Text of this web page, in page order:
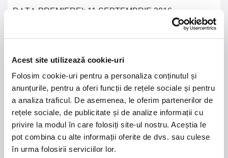
Acest site utilizează cookie-uri
Folosim cookie-uri pentru a personaliza conținutul și
anunțurile, pentru a oferi funcții de rețele sociale și pentru
a analiza traficul. De asemenea, le oferim partenerilor de
rețele sociale, de publicitate și de analize informații cu
privire la modul în care folosiți site-ul nostru. Aceștia le
pot combina cu alte informații oferite de dvs. sau culese
în urma folosirii serviciilor lor.
DATA PREMIEREI: 11 SEPTEMBRIE 2016
21 - 22 august 2026
NOSTALGIA Litoral
Plaja La Nueva Cucaracha, Mamaia
7 mai 2027
Morgan Jay - La Dolce
Vita Tour
Sala Palatului, Bucuresti
Summer Well 2026